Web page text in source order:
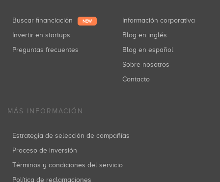
Buscar financiación NEW
Invertir en startups
Preguntas frecuentes
Información corporativa
Blog en inglés
Blog en español
Sobre nosotros
Contacto
MÁS INFORMACIÓN
Estrategia de selección de compañías
Proceso de inversión
Términos y condiciones del servicio
Política de reclamaciones